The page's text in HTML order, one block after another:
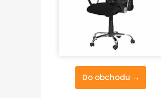
Do obchodu →